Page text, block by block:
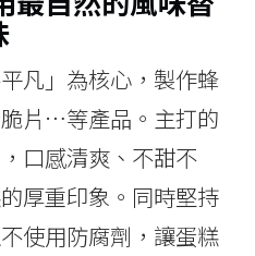
凡」為核心，製作蜂
片…等產品。主打的
口感清爽、不甜不
厚重印象。同時堅持
使用防腐劑，讓蛋糕